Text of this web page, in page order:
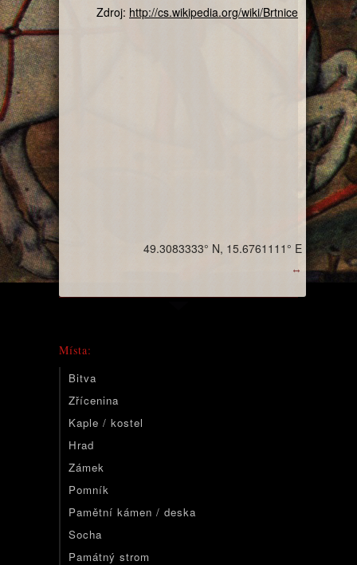
Zdroj: http://cs.wikipedia.org/wiki/Brtnice
↔
49.3083333° N, 15.6761111° E
Místa:
Bitva
Zřícenina
Kaple / kostel
Hrad
Zámek
Pomník
Pamětní kámen / deska
Socha
Památný strom